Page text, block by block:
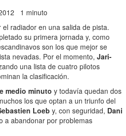
1 minuto
radiador en una salida de pista.
su primera jornada y, como
son los que mejor se
nevadas. Por el momento, Jari-
una lista de cuatro pilotos
la clasificación.
medio minuto y todavía quedan dos
los que optan a un triunfo del
Loeb y, con seguridad, Dani
a abandonar por problemas